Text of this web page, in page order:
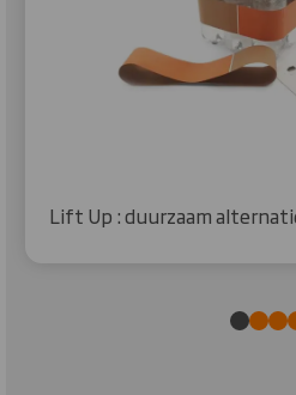
Lift Up : duurzaam